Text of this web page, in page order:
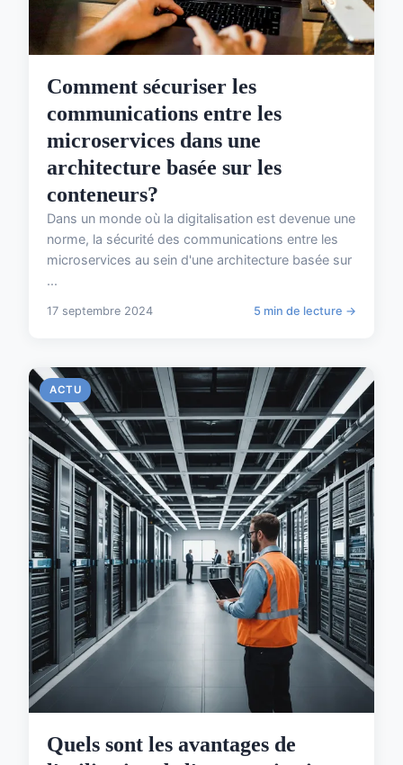
Comment sécuriser les
communications entre les
microservices dans une
architecture basée sur les
conteneurs?
Dans un monde où la digitalisation est devenue une
norme, la sécurité des communications entre les
microservices au sein d'une architecture basée sur
...
17 septembre 2024 5 min de lecture →
ACTU
Quels sont les avantages de